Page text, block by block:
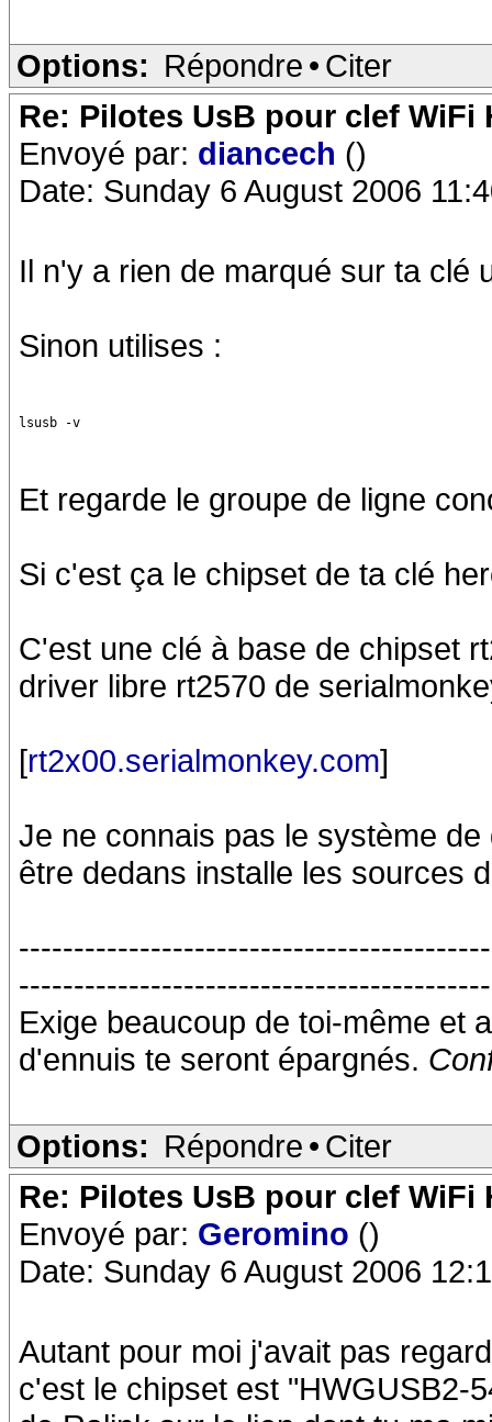
Options: Répondre • Citer
Re: Pilotes UsB pour clef WiFi
Envoyé par: diancech ()
Date: Sunday 6 August 2006
Il n'y a rien de marqué sur ta clé
Sinon utilises :
lsusb -v
Et regarde le groupe de ligne
Si c'est ça le chipset de ta clé
C'est une clé à base de chipset
driver libre rt2570 de
[rt2x00.serialmonkey.com]
Je ne connais pas le système
être dedans installe les sources
Exige beaucoup de toi-même et
d'ennuis te seront épargnés.
Options: Répondre • Citer
Re: Pilotes UsB pour clef WiFi
Envoyé par: Geromino ()
Date: Sunday 6 August 2006
Autant pour moi j'avait pas
c'est le chipset est "HWGUSB2-